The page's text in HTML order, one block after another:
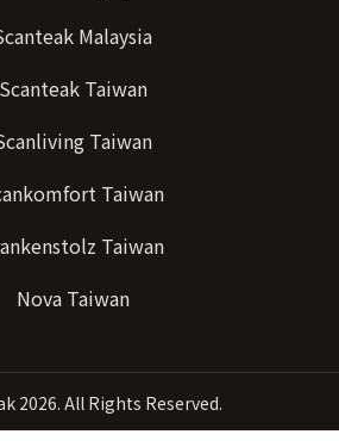
Malaysia
Scanteak Taiwan
Taiwan
Taiwan
Taiwan
Nova Taiwan
2026. All Rights Reserved.